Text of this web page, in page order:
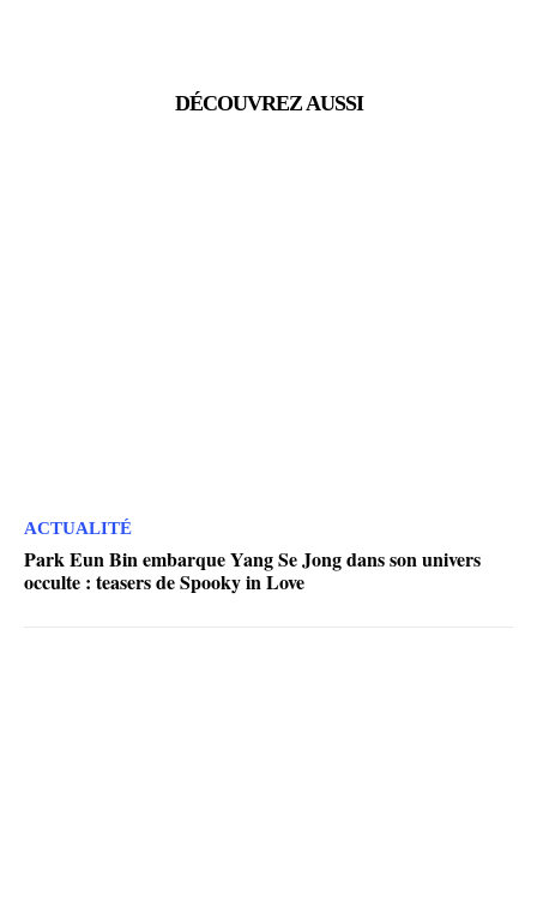
DÉCOUVREZ AUSSI
ACTUALITÉ
Park Eun Bin embarque Yang Se Jong dans son univers
occulte : teasers de Spooky in Love